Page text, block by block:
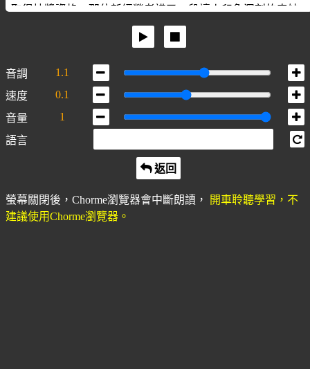
音調
1.1
速度
0.1
音量
1
語言
返回
螢幕關閉後，Chorme瀏覽器會中斷朗讀，
開車聆聽學習，不
建議使用Chorme瀏覽器。